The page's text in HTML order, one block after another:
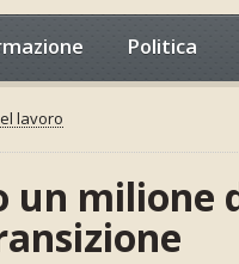
Politica
lavoro
un milione